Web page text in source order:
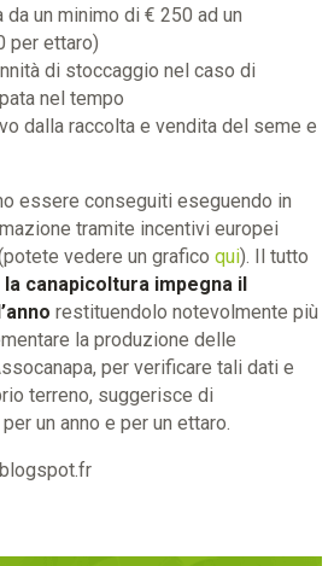
un minimo di € 250 ad un
per ettaro)
di stoccaggio nel caso di
nel tempo
dalla raccolta e vendita del seme e
essere conseguiti eseguendo in
tramite incentivi europei
vedere un grafico qui). Il tutto
la canapicoltura impegna il
restituendolo notevolmente più
la produzione delle
per verificare tali dati e
terreno, suggerisce di
un anno e per un ettaro.